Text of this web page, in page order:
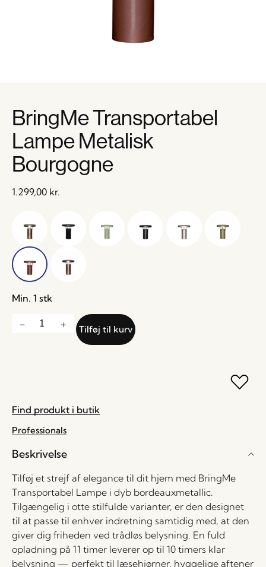
BringMe Transportabel
Lampe Metalisk
Bourgogne
1.299,00 kr.
Min. 1 stk
Tilføj til kurv
Find produkt i butik
Professionals
Beskrivelse
Tilføj et strejf af elegance til dit hjem med BringMe
Transportabel Lampe i dyb bordeauxmetallic.
Tilgængelig i otte stilfulde varianter, er den designet
til at passe til enhver indretning samtidig med, at den
giver dig friheden ved trådløs belysning. En fuld
opladning på 11 timer leverer op til 10 timers klar
belysning — perfekt til læsehjørner, hyggelige aftener